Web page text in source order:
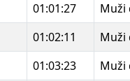
01:01:27 Muži
01:02:11 Muži
01:03:23 Muži